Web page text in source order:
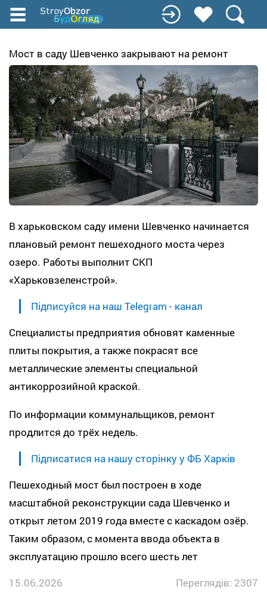
Перейти
содержанию
Мост в саду Шевченко закрывают на ремонт
В харьковском саду имени Шевченко начинается
плановый ремонт пешеходного моста через
озеро. Работы выполнит СКП
«Харьковзеленстрой».
Підписуйся на наш Telegram - канал
Специалисты предприятия обновят каменные
плиты покрытия, а также покрасят все
металлические элементы специальной
антикоррозийной краской.
По информации коммунальщиков, ремонт
продлится до трёх недель.
Підписатися на нашу сторінку у ФБ Харків
Пешеходный мост был построен в ходе
масштабной реконструкции сада Шевченко и
открыт летом 2019 года вместе с каскадом озёр.
Таким образом, с момента ввода объекта в
эксплуатацию прошло всего шесть лет
15.06.2026
Переглядів: 2307